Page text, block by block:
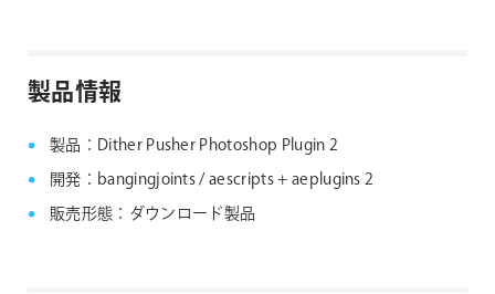
aescripts + aeplugins社 フローティングライセン
製品情報
製品：Dither Pusher Photoshop Plugin 2
開発：bangingjoints / aescripts + aeplugins 2
販売形態：ダウンロード製品